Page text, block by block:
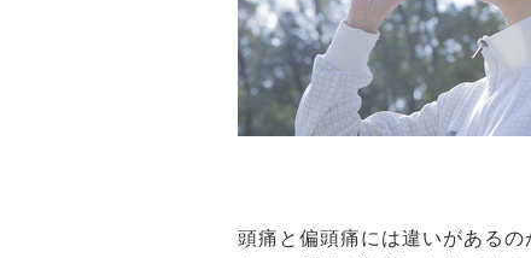
頭痛と偏頭痛には違いがある